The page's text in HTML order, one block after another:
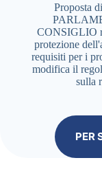
Proposta
CONSIGLIO
protezione
requisiti per i
modifica il
sulla
PER